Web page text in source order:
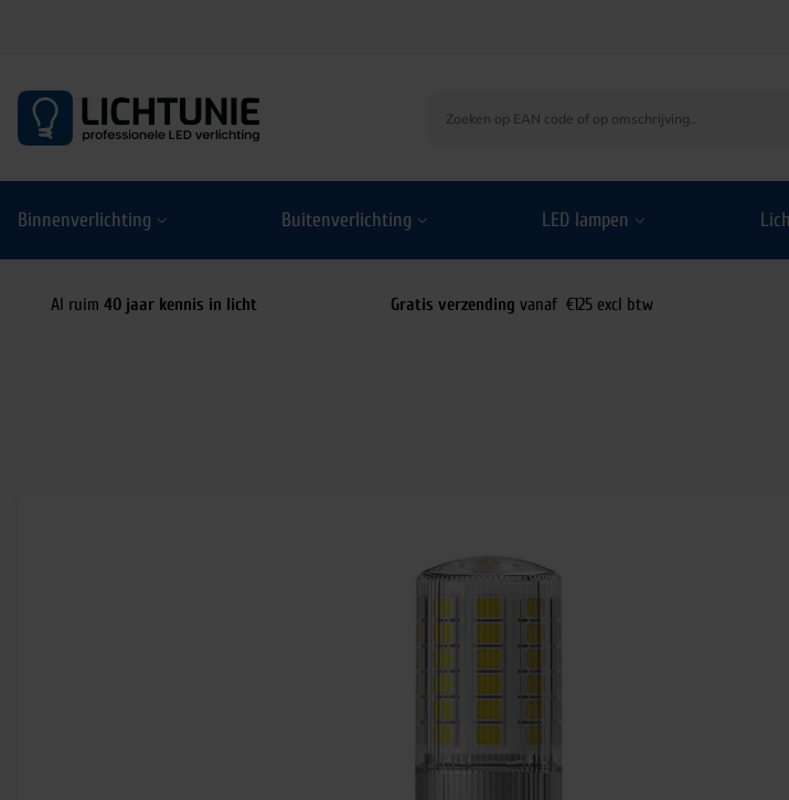
Binnenverlichting Buitenverlichting LED lampen
Al ruim 40 jaar kennis in licht Gratis verzending vanaf €125 excl btw